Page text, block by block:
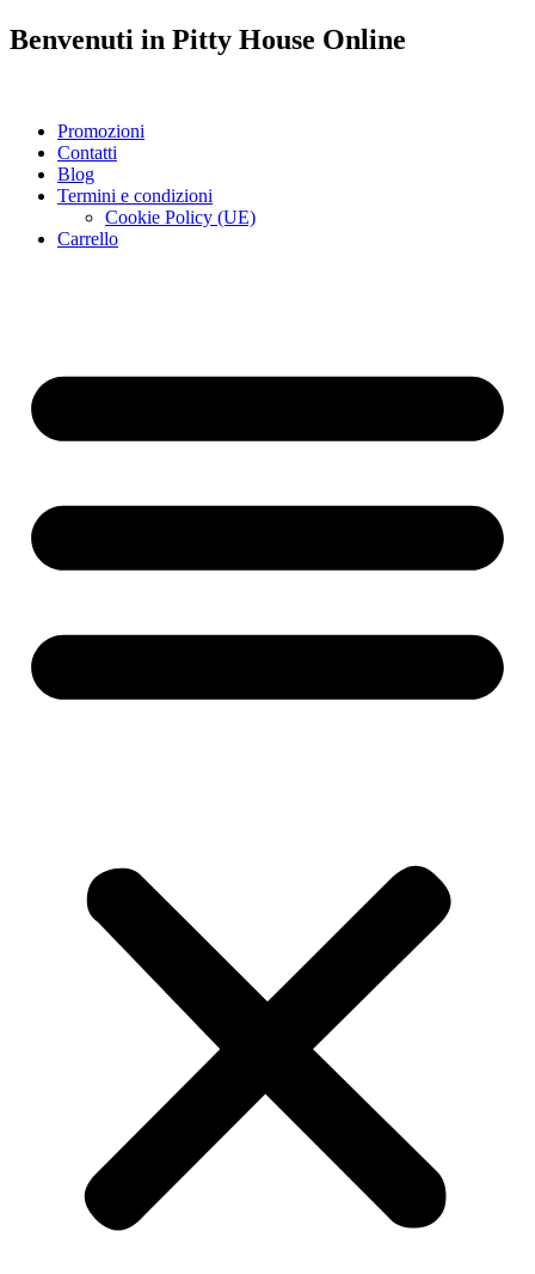
Benvenuti in Pitty House Online
Promozioni
Contatti
Blog
Termini e condizioni
Cookie Policy (UE)
Carrello